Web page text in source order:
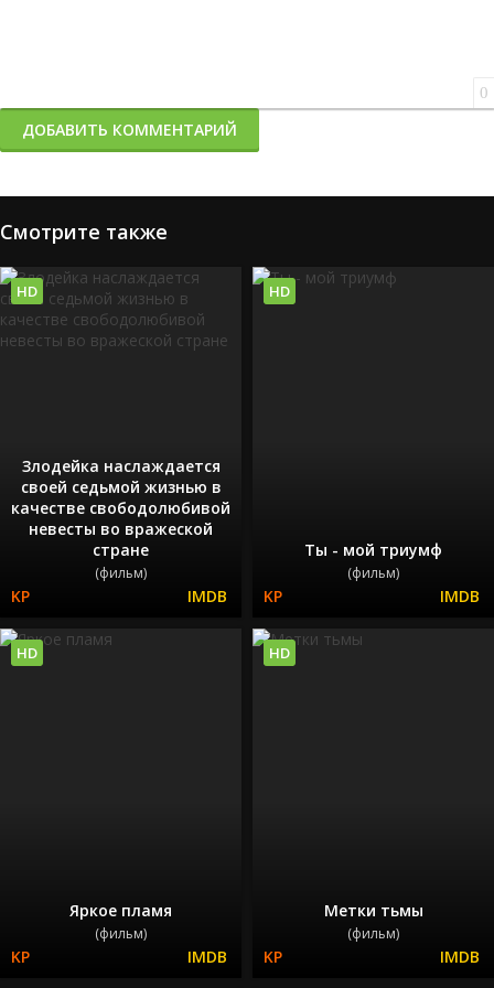
0
ДОБАВИТЬ КОММЕНТАРИЙ
Смотрите также
Злодейка наслаждается
своей седьмой жизнью в
качестве свободолюбивой
невесты во вражеской
стране
(фильм)
HD
Ты - мой триумф
(фильм)
HD
Яркое пламя
(фильм)
HD
Метки тьмы
(фильм)
HD